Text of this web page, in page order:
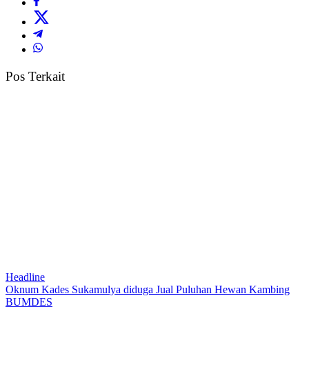
Pos Terkait
Headline
Oknum Kades Sukamulya diduga Jual Puluhan Hewan Kambing
BUMDES